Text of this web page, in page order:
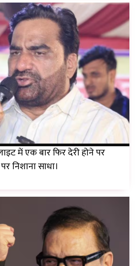
में एक बार फिर देरी होने पर
निशाना साधा।